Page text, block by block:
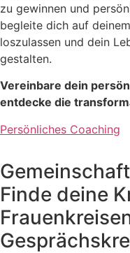
zu gewinnen und
begleite dich auf
loszulassen und dein
gestalten.
Vereinbare dein
entdecke die
Persönliches Coaching
Finde deine